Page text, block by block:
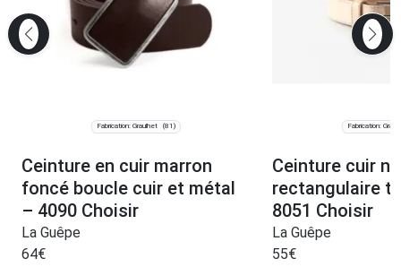
Fabrication: Graulhet (81)
Ceinture en cuir marron
foncé boucle cuir et métal
– 4090 Choisir
La Guêpe
64€
Fabrication:
Ceinture cuir
rectangulaire
8051 Choisir
La Guêpe
55€